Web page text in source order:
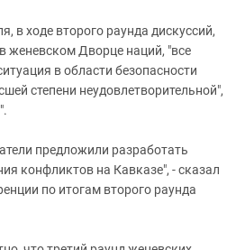
в ходе второго раунда дискуссий,
женевском Дворце наций, "все
в области безопасности
степени неудовлетворительной",
предложили разработать
конфликтов на Кавказе", - сказал
по итогам второго раунда